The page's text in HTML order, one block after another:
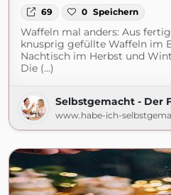
69 0 Speichern
Waffeln mal anders: Aus
knusprig gefüllte Waffeln im
Nachtisch im Herbst und
Die (...)
Selbstgemacht - Der
www.habe-ich-